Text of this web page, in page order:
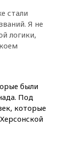
стали
Я не
логики,
были
Под
которые